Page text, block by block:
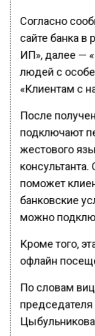
Согласно
сайте банка в
ИП», далее —
людей с
«Клиентам с
После
подключают
жестового
поможет
банковские
можно
Кроме того,
офлайн
По словам